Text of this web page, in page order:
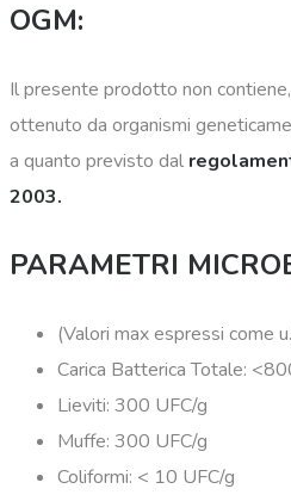
OGM:
Il presente prodotto non
ottenuto da organismi
a quanto previsto dal
2003.
PARAMETRI
(Valori max espressi come
Carica Batterica Totale:
Lieviti: 300 UFC/g
Muffe: 300 UFC/g
Coliformi: < 10 UFC/g